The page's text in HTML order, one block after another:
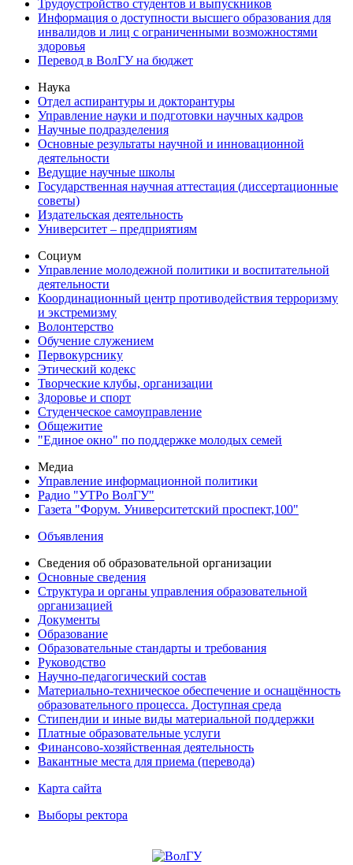
Трудоустройство студентов и выпускников
Информация о доступности высшего образования для
инвалидов и лиц с ограниченными возможностями
здоровья
Перевод в ВолГУ на бюджет
Наука
Отдел аспирантуры и докторантуры
Управление науки и подготовки научных кадров
Научные подразделения
Основные результаты научной и инновационной
деятельности
Ведущие научные школы
Государственная научная аттестация (диссертационные
советы)
Издательская деятельность
Университет – предприятиям
Социум
Управление молодежной политики и воспитательной
деятельности
Координационный центр противодействия терроризму
и экстремизму
Волонтерство
Обучение служением
Первокурснику
Этический кодекс
Творческие клубы, организации
Здоровье и спорт
Студенческое самоуправление
Общежитие
"Единое окно" по поддержке молодых семей
Медиа
Управление информационной политики
Радио "УТРо ВолГУ"
Газета "Форум. Университетский проспект,100"
Объявления
Сведения об образовательной организации
Основные сведения
Структура и органы управления образовательной
организацией
Документы
Образование
Образовательные стандарты и требования
Руководство
Научно-педагогический состав
Материально-техническое обеспечение и оснащённость
образовательного процесса. Доступная среда
Стипендии и иные виды материальной поддержки
Платные образовательные услуги
Финансово-хозяйственная деятельность
Вакантные места для приема (перевода)
Карта сайта
Выборы ректора